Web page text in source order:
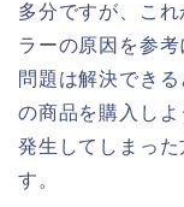
多分ですが、こ
ラーの原因を参
問題は解決でき
の商品を購入し
発生してしまっ
す。